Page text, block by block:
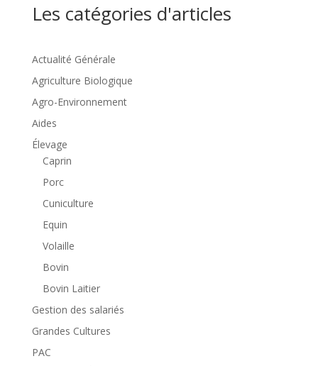
Les catégories d'articles
Actualité Générale
Agriculture Biologique
Agro-Environnement
Aides
Élevage
Caprin
Porc
Cuniculture
Equin
Volaille
Bovin
Bovin Laitier
Gestion des salariés
Grandes Cultures
PAC